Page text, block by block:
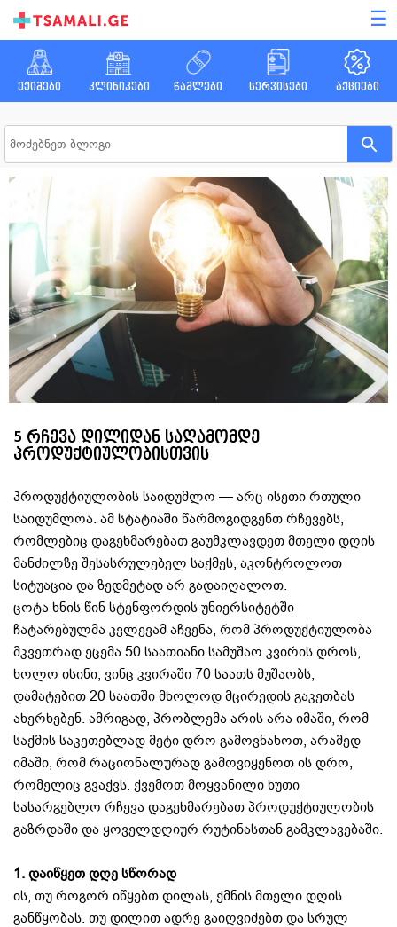
☰
ექიმები კლინიკები წამლები სერვისები აქციები
5 რჩევა დილიდან საღამომდე
პროდუქტიულობისთვის
პროდუქტიულობის საიდუმლო — არც ისეთი რთული
საიდუმლოა. ამ სტატიაში წარმოგიდგენთ რჩევებს,
რომლებიც დაგეხმარებათ გაუმკლავდეთ მთელი დღის
მანძილზე შესასრულებელ საქმეს, აკონტროლოთ
სიტუაცია და ზედმეტად არ გადაიღალოთ.
ცოტა ხნის წინ სტენფორდის უნიერსიტეტში
ჩატარებულმა კვლევამ აჩვენა, რომ პროდუქტიულობა
მკვეთრად ეცემა 50 საათიანი სამუშაო კვირის დროს,
ხოლო ისინი, ვინც კვირაში 70 საათს მუშაობს,
დამატებით 20 საათში მხოლოდ მცირედის გაკეთბას
ახერხებენ. ამრიგად, პრობლემა არის არა იმაში, რომ
საქმის საკეთებლად მეტი დრო გამოვნახოთ, არამედ
იმაში, რომ რაციონალურად გამოვიყენოთ ის დრო,
რომელიც გვაქვს. ქვემოთ მოყვანილი ხუთი
სასარგებლო რჩევა დაგეხმარებათ პროდუქტიულობის
გაზრდაში და ყოველდღიურ რუტინასთან გამკლავებაში.
1. დაიწყეთ დღე სწორად
ის, თუ როგორ იწყებთ დილას, ქმნის მთელი დღის
განწყობას. თუ დილით ადრე გაიღვიძებთ და სრულ